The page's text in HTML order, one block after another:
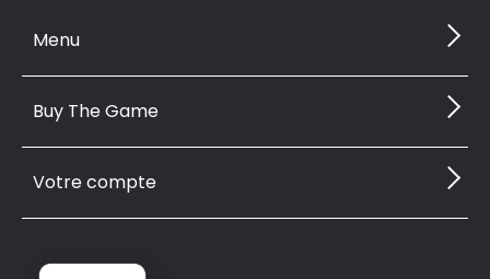
Menu
Buy The Game
Votre compte